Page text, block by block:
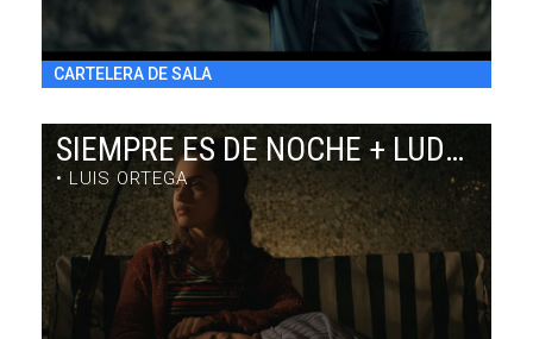
CARTELERA DE SALA
SIEMPRE ES DE NOCHE + LUDMILA EN CUBA
• LUIS ORTEGA
SIEMPRE ES DE NOCHE + LUDMILA EN CUBA
DRAMA / 63' + 7' / ARGENTINA /
SÁB 1/8 18:00h - DOM 2/8 22:30 - VIE 7/8 22:30 h